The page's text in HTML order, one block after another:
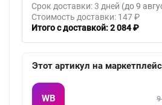
Срок доставки: 3 дней (до 9
Стоимость доставки: 147 ₽
Итого с доставкой: 2 084 ₽
Этот артикул на
WB